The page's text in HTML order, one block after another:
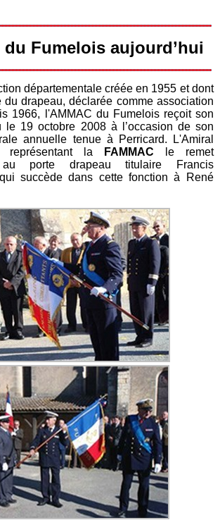
du Fumelois aujourd’hui
départementale créée en 1955 et dont
drapeau, déclarée comme association
1966, l'AMMAC du Fumelois reçoit son
le 19 octobre 2008 à l’occasion de son
annuelle tenue à Perricard. L'Amiral
représentant la
FAMMAC le remet
au porte drapeau titulaire Francis
succède dans cette fonction à René